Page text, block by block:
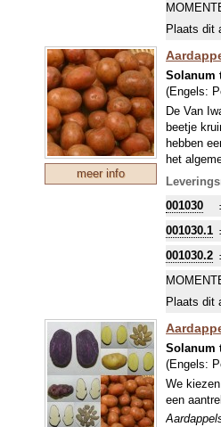
ons
normale
uitplanten
Plaats dit
meer info
Solanum
(Engels:
De Van
beetje
hebben
het
001030
001030.1
001030.2
Plaats dit
Solanum
(Engels:
We
een